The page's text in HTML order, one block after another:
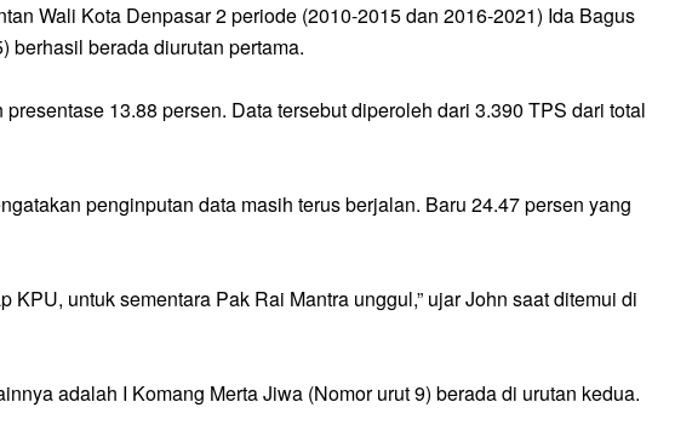
Wali Kota Denpasar 2 periode (2010-2015 dan 2016-2021) Ida Bagus
berhasil berada diurutan pertama.
13.88 persen. Data tersebut diperoleh dari 3.390 TPS dari total
penginputan data masih terus berjalan. Baru 24.47 persen yang
untuk sementara Pak Rai Mantra unggul,” ujar John saat ditemui di
adalah I Komang Merta Jiwa (Nomor urut 9) berada di urutan kedua.